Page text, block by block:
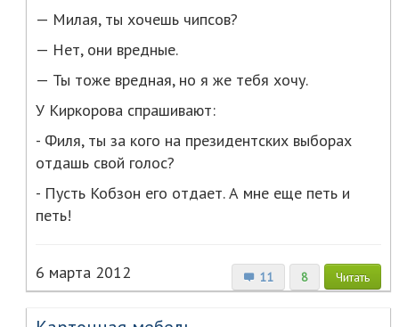
— Милая, ты хочешь чипсов?
— Нет, они вредные.
— Ты тоже вредная, но я же тебя хочу.
У Киркорова спрашивают:
- Филя, ты за кого на президентских выборах
отдашь свой голос?
- Пусть Кобзон его отдает. А мне еще петь и
петь!
11 8 Читать
6 марта 2012